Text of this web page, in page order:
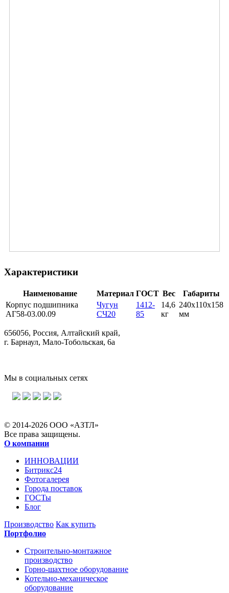
Характеристики
Наименование Материал ГОСТ Вес
Габариты
Корпус подшипника
АГ58-03.00.09
Чугун
СЧ20
1412-
85
14,6
кг
240х110х158
мм
656056, Россия, Алтайский край,
г. Барнаул, Мало-Тобольская, 6а
Мы в социальных сетях
© 2014-2026 ООО «АЗТЛ»
Все права защищены.
О компании
ИННОВАЦИИ
Битрикс24
Фотогалерея
Города поставок
ГОСТы
Блог
Производство Как купить
Портфолио
Строительно-монтажное
производство
Горно-шахтное оборудование
Котельно-механическое
оборудование